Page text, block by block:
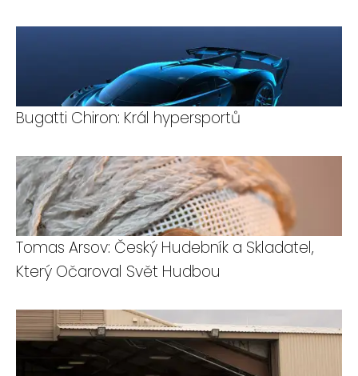
Bugatti Chiron: Král hypersportů
Tomas Arsov: Český Hudebník a Skladatel,
Který Očaroval Svět Hudbou